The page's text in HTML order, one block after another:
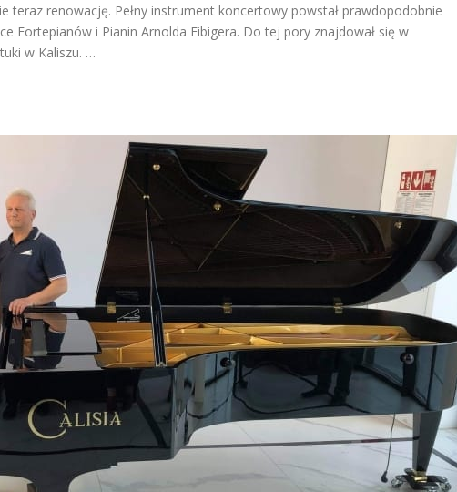
teraz renowację. Pełny instrument koncertowy powstał prawdopodobnie
Fortepianów i Pianin Arnolda Fibigera. Do tej pory znajdował się w
w Kaliszu. …